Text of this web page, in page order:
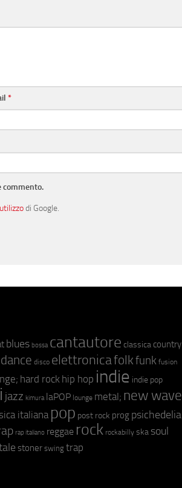
*
commento.
di Google.
blues bossa cantautore classica country
dance disco elettronicafolkfunk fusion
hard rock hip hop indie indie pop
jazz kimura laPOP lounge metal; new wave
italiana pop post rock prog psichedelia
rap italiano reggae rock rockabilly ska soul
stoner swing trap